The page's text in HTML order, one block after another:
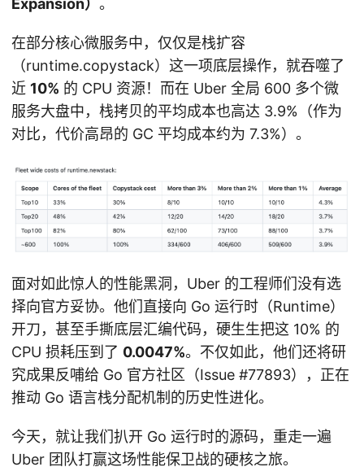
在部分核心微服务中，仅仅是栈扩容
（runtime.copystack）这一项底层操作，就吞噬了
近 10% 的 CPU 资源！而在 Uber 全局 600 多个微
服务大盘中，栈拷贝的平均成本也高达 3.9%（作为
对比，代价高昂的 GC 平均成本约为 7.3%）。
面对如此惊人的性能黑洞，Uber 的工程师们没有选
择向官方妥协。他们直接向 Go 运行时（Runtime）
开刀，甚至手撕底层汇编代码，硬生生把这 10% 的
CPU 损耗压到了 0.0047%。不仅如此，他们还将研
究成果反哺给 Go 官方社区（Issue #77893），正在
推动 Go 语言栈分配机制的历史性进化。
今天，就让我们扒开 Go 运行时的源码，重走一遍
Uber 团队打赢这场性能保卫战的硬核之旅。